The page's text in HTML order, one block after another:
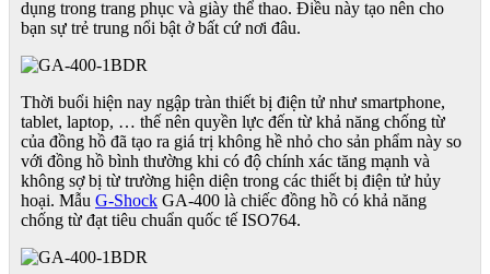
dụng trong trang phục và giày thể thao. Điều này tạo nên cho
bạn sự trẻ trung nổi bật ở bất cứ nơi đâu.
Thời buổi hiện nay ngập tràn thiết bị điện tử như smartphone,
tablet, laptop, … thế nên quyền lực đến từ khả năng chống từ
của đồng hồ đã tạo ra giá trị không hề nhỏ cho sản phẩm này so
với đồng hồ bình thường khi có độ chính xác tăng mạnh và
không sợ bị từ trường hiện diện trong các thiết bị điện tử hủy
hoại. Mẫu G-Shock GA-400 là chiếc đồng hồ có khả năng
chống từ đạt tiêu chuẩn quốc tế ISO764.